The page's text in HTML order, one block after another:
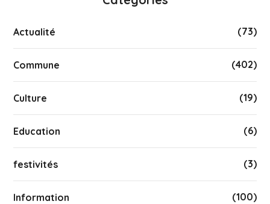
Actualité (73)
Commune (402)
Culture (19)
Education (6)
festivités (3)
Information (100)